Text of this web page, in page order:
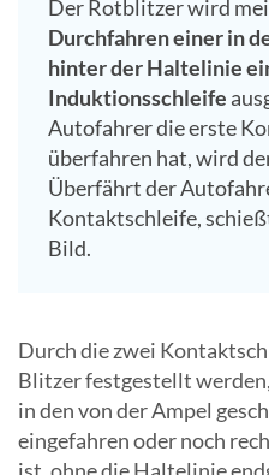
Der Rotblitzer wird
Durchfahren einer in
hinter der Haltelinie
Induktionsschleife
Autofahrer die erste
überfahren hat, wird
Überfährt der
Kontaktschleife,
Bild.
Durch die zwei
Blitzer festgestellt
in den von der Ampel
eingefahren oder noch